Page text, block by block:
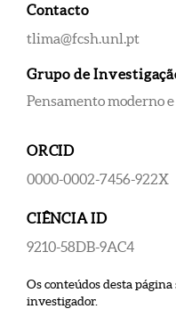
Contacto
tlima@fcsh.unl.pt
Grupo de
Pensamento moderno
ORCID
0000-0002-7456-922X
CIÊNCIA ID
9210-58DB-9AC4
Os conteúdos desta
investigador.